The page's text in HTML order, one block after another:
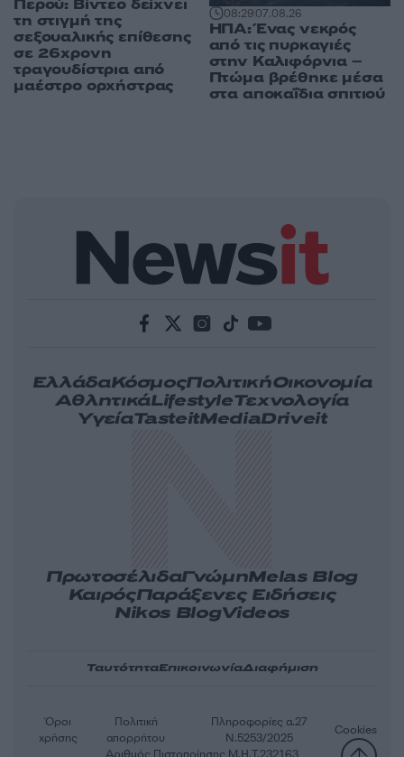
Περού: Βίντεο δείχνει
τη στιγμή της
σεξουαλικής επίθεσης
σε 26χρονη
τραγουδίστρια από
μαέστρο ορχήστρας
08:2907.08.26
ΗΠΑ: Ένας νεκρός
από τις πυρκαγιές
στην Καλιφόρνια –
Πτώμα βρέθηκε μέσα
στα αποκαΐδια σπιτιού
ΕλλάδαΚόσμοςΠολιτικήΟικονομία
ΑθλητικάLifestyleΤεχνολογία
ΥγείαTasteitMediaDriveit
ΠρωτοσέλιδαΓνώμηMelas Blog
ΚαιρόςΠαράξενες Ειδήσεις
Nikos BlogVideos
ΤαυτότηταΕπικοινωνίαΔιαφήμιση
Αριθμός Πιστοποίησης Μ.Η.Τ.232163
Όροι
χρήσης
Πολιτική
απορρήτου
Πληροφορίες α.27
Ν.5253/2025
Cookies